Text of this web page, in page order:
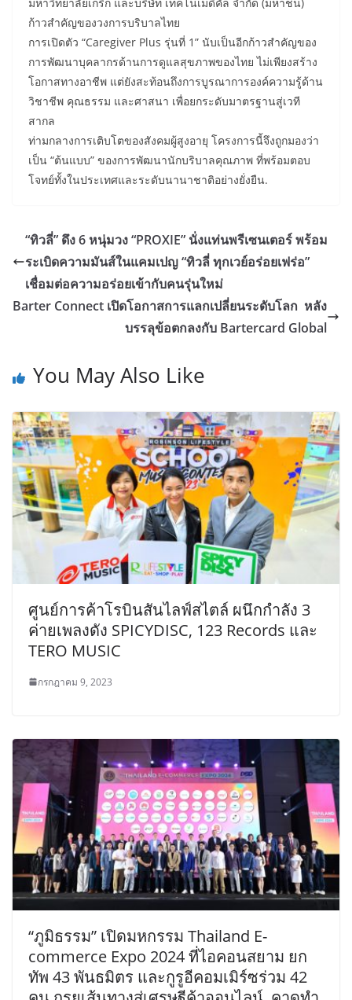
ก้าวสำคัญของวงการบริบาลไทย
การเปิดตัว “Caregiver Plus รุ่นที่ 1” นับเป็นอีกก้าวสำคัญของ
การพัฒนาบุคลากรด้านการดูแลสุขภาพของไทย ไม่เพียงสร้าง
โอกาสทางอาชีพ แต่ยังสะท้อนถึงการบูรณาการองค์ความรู้ด้าน
วิชาชีพ คุณธรรม และศาสนา เพื่อยกระดับมาตรฐานสู่เวที
สากล
ท่ามกลางการเติบโตของสังคมผู้สูงอายุ โครงการนี้จึงถูกมองว่า
เป็น “ต้นแบบ” ของการพัฒนานักบริบาลคุณภาพ ที่พร้อมตอบ
โจทย์ทั้งในประเทศและระดับนานาชาติอย่างยั่งยืน.
“ทิวลี่” ดึง 6 หนุ่มวง “PROXIE” นั่งแท่นพรีเซนเตอร์ พร้อม
ระเบิดความมันส์ในแคมเปญ “ทิวลี่ ทุกเวย์อร่อยเฟร่อ”
เชื่อมต่อความอร่อยเข้ากับคนรุ่นใหม่
Barter Connect เปิดโอกาสการแลกเปลี่ยนระดับโลก หลัง
บรรลุข้อตกลงกับ Bartercard Global
You May Also Like
ศูนย์การค้าโรบินสันไลฟ์สไตล์ ผนึกกำลัง 3
ค่ายเพลงดัง SPICYDISC, 123 Records และ
TERO MUSIC
กรกฎาคม 9, 2023
“ภูมิธรรม” เปิดมหกรรม Thailand E-
commerce Expo 2024 ที่ไอคอนสยาม ยก
ทัพ 43 พันธมิตร และกูรูอีคอมเมิร์ซร่วม 42